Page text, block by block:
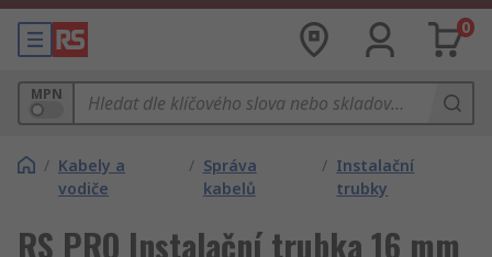
0
MPN
/ Kabely a
vodiče
/ Správa
kabelů
/ Instalační
trubky
RS PRO Instalační trubka 16 mm